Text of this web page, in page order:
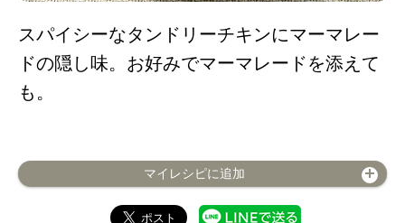
スパイシーなタンドリーチキンにマーマレー
ドの隠し味。お好みでマーマレードを添えて
も。
マイレシピに追加